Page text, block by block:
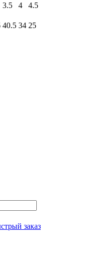
3.5 4
4.5
40.5 34 25
заказ